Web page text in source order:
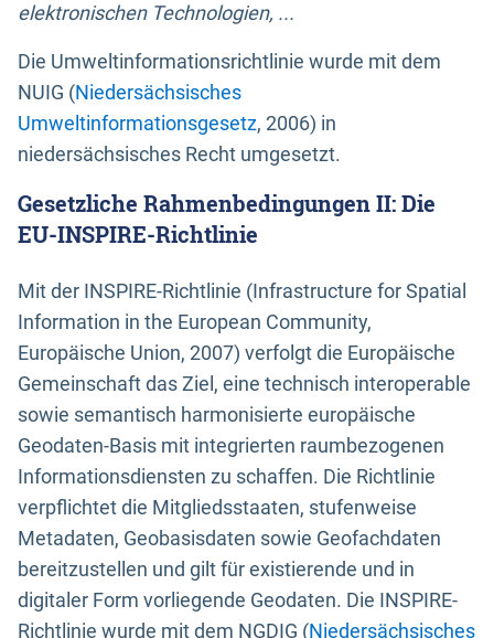
elektronischen Technologien, ...
Die Umweltinformationsrichtlinie wurde mit dem
NUIG (Niedersächsisches
Umweltinformationsgesetz, 2006) in
niedersächsisches Recht umgesetzt.
Gesetzliche Rahmenbedingungen II: Die
EU-INSPIRE-Richtlinie
Mit der INSPIRE-Richtlinie (Infrastructure for Spatial
Information in the European Community,
Europäische Union, 2007) verfolgt die Europäische
Gemeinschaft das Ziel, eine technisch interoperable
sowie semantisch harmonisierte europäische
Geodaten-Basis mit integrierten raumbezogenen
Informationsdiensten zu schaffen. Die Richtlinie
verpflichtet die Mitgliedsstaaten, stufenweise
Metadaten, Geobasisdaten sowie Geofachdaten
bereitzustellen und gilt für existierende und in
digitaler Form vorliegende Geodaten. Die INSPIRE-
Richtlinie wurde mit dem NGDIG (Niedersächsisches